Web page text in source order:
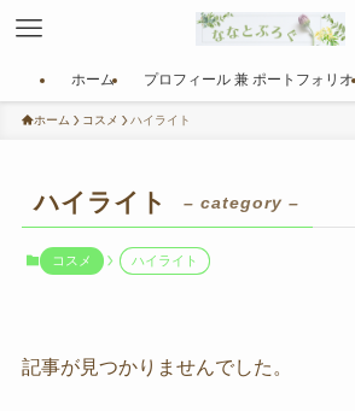
ホーム プロフィール 兼 ポートフォリオ
ホーム コスメ ハイライト
ハイライト – category –
コスメ ハイライト
記事が見つかりませんでした。